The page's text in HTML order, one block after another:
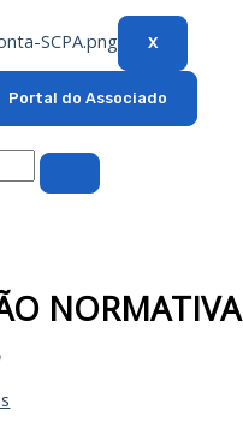
X
Portal do Associado
NORMATIVA